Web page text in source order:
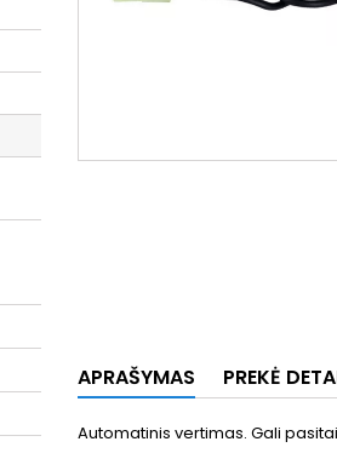
APRAŠYMAS PREKĖ
Automatinis vertimas. Gali